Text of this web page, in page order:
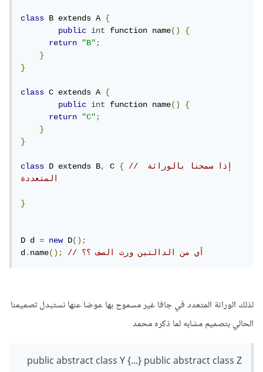
class B extends A {
public
int function name()
{
return
"B";
}
}
class C extends A {
public
int function name()
{
return
"C";
}
}
class D extends B, C {
// إذا سمحنا بالوراثة
المتعددة
}
D d = new D();
d.name(); // أي من الدالتين ورث الصف ؟؟
لذلك الوراثة المتعدد في جافا غير مسموح بها عوضا عنها نستبدل تصميمنا
الحالي بتصميم مشابه لما ذكره محمد
public abstract class Y {...} public abstract class Z